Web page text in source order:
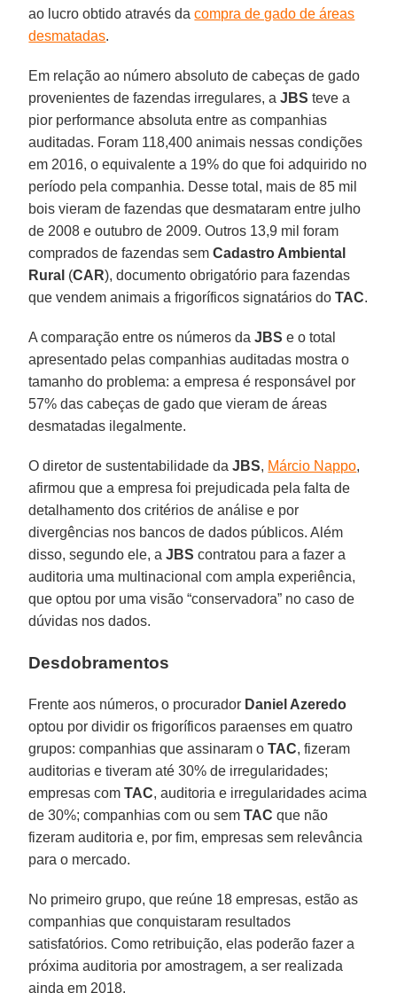
ao lucro obtido através dacompra de gado de áreas
desmatadas.
Em relação ao número absoluto de cabeças de gado
provenientes de fazendas irregulares, aJBS teve a
pior performance absoluta entre as companhias
auditadas. Foram 118,400 animais nessas condições
em 2016, o equivalente a 19% do que foi adquirido no
período pela companhia. Desse total, mais de 85 mil
bois vieram de fazendas que desmataram entre julho
de 2008 e outubro de 2009. Outros 13,9 mil foram
comprados de fazendas semCadastro Ambiental
Rural (CAR), documento obrigatório para fazendas
que vendem animais a frigoríficos signatários doTAC.
A comparação entre os números daJBS e o total
apresentado pelas companhias auditadas mostra o
tamanho do problema: a empresa é responsável por
57% das cabeças de gado que vieram de áreas
desmatadas ilegalmente.
O diretor de sustentabilidade daJBS, Márcio Nappo,
afirmou que a empresa foi prejudicada pela falta de
detalhamento dos critérios de análise e por
divergências nos bancos de dados públicos. Além
disso, segundo ele, aJBS contratou para a fazer a
auditoria uma multinacional com ampla experiência,
que optou por uma visão “conservadora” no caso de
dúvidas nos dados.
Desdobramentos
Frente aos números, o procurador Daniel Azeredo
optou por dividir os frigoríficos paraenses em quatro
grupos: companhias que assinaram oTAC, fizeram
auditorias e tiveram até 30% de irregularidades;
empresas comTAC, auditoria e irregularidades acima
de 30%; companhias com ou semTAC que não
fizeram auditoria e, por fim, empresas sem relevância
para o mercado.
No primeiro grupo, que reúne 18 empresas, estão as
companhias que conquistaram resultados
satisfatórios. Como retribuição, elas poderão fazer a
próxima auditoria por amostragem, a ser realizada
ainda em 2018.